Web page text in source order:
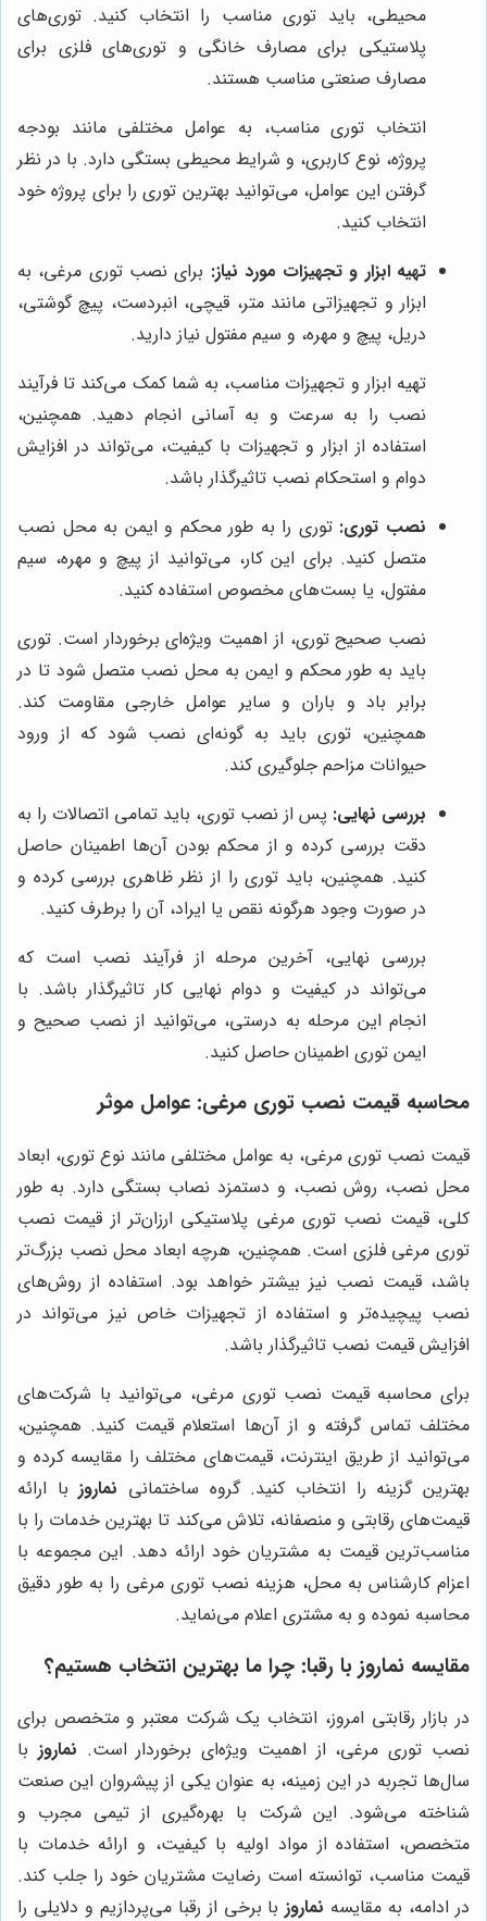
محیطی، باید توری مناسب را انتخاب کنید. توری‌های
پلاستیکی برای مصارف خانگی و توری‌های فلزی برای
مصارف صنعتی مناسب هستند.
انتخاب توری مناسب، به عوامل مختلفی مانند بودجه
پروژه، نوع کاربری، و شرایط محیطی بستگی دارد. با در نظر
گرفتن این عوامل، می‌توانید بهترین توری را برای پروژه خود
انتخاب کنید.
تهیه ابزار و تجهیزات مورد نیاز: برای نصب توری مرغی، به
ابزار و تجهیزاتی مانند متر، قیچی، انبردست، پیچ گوشتی،
دریل، پیچ و مهره، و سیم مفتول نیاز دارید.
تهیه ابزار و تجهیزات مناسب، به شما کمک می‌کند تا فرآیند
نصب را به سرعت و به آسانی انجام دهید. همچنین،
استفاده از ابزار و تجهیزات با کیفیت، می‌تواند در افزایش
دوام و استحکام نصب تاثیرگذار باشد.
نصب توری: توری را به طور محکم و ایمن به محل نصب
متصل کنید. برای این کار، می‌توانید از پیچ و مهره، سیم
مفتول، یا بست‌های مخصوص استفاده کنید.
نصب صحیح توری، از اهمیت ویژه‌ای برخوردار است. توری
باید به طور محکم و ایمن به محل نصب متصل شود تا در
برابر باد و باران و سایر عوامل خارجی مقاومت کند.
همچنین، توری باید به گونه‌ای نصب شود که از ورود
حیوانات مزاحم جلوگیری کند.
بررسی نهایی: پس از نصب توری، باید تمامی اتصالات را به
دقت بررسی کرده و از محکم بودن آن‌ها اطمینان حاصل
کنید. همچنین، باید توری را از نظر ظاهری بررسی کرده و
در صورت وجود هرگونه نقص یا ایراد، آن را برطرف کنید.
بررسی نهایی، آخرین مرحله از فرآیند نصب است که
می‌تواند در کیفیت و دوام نهایی کار تاثیرگذار باشد. با
انجام این مرحله به درستی، می‌توانید از نصب صحیح و
ایمن توری اطمینان حاصل کنید.
محاسبه قیمت نصب توری مرغی: عوامل موثر
قیمت نصب توری مرغی، به عوامل مختلفی مانند نوع توری، ابعاد
محل نصب، روش نصب، و دستمزد نصاب بستگی دارد. به طور
کلی، قیمت نصب توری مرغی پلاستیکی ارزان‌تر از قیمت نصب
توری مرغی فلزی است. همچنین، هرچه ابعاد محل نصب بزرگ‌تر
باشد، قیمت نصب نیز بیشتر خواهد بود. استفاده از روش‌های
نصب پیچیده‌تر و استفاده از تجهیزات خاص نیز می‌تواند در
افزایش قیمت نصب تاثیرگذار باشد.
برای محاسبه قیمت نصب توری مرغی، می‌توانید با شرکت‌های
مختلف تماس گرفته و از آن‌ها استعلام قیمت کنید. همچنین،
می‌توانید از طریق اینترنت، قیمت‌های مختلف را مقایسه کرده و
بهترین گزینه را انتخاب کنید. گروه ساختمانی نماروزبا ارائه
قیمت‌های رقابتی و منصفانه، تلاش می‌کند تا بهترین خدمات را با
مناسب‌ترین قیمت به مشتریان خود ارائه دهد. این مجموعه با
اعزام کارشناس به محل، هزینه نصب توری مرغی را به طور دقیق
محاسبه نموده و به مشتری اعلام می‌نماید.
مقایسه نماروز با رقبا: چرا ما بهترین انتخاب هستیم؟
در بازار رقابتی امروز، انتخاب یک شرکت معتبر و متخصص برای
نصب توری مرغی، از اهمیت ویژه‌ای برخوردار است. نماروز با
سال‌ها تجربه در این زمینه، به عنوان یکی از پیشروان این صنعت
شناخته می‌شود. این شرکت با بهره‌گیری از تیمی مجرب و
متخصص، استفاده از مواد اولیه با کیفیت، و ارائه خدمات با
قیمت مناسب، توانسته است رضایت مشتریان خود را جلب کند.
در ادامه، به مقایسه نماروزبا برخی از رقبا می‌پردازیم و دلایلی را